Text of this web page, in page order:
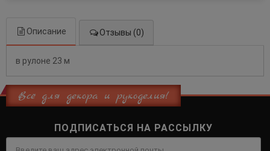
Описание Отзывы (0)
в рулоне 23 м
Всё для декора и рукоделия!
ПОДПИСАТЬСЯ НА РАССЫЛКУ